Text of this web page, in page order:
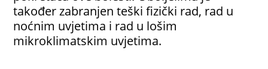
također zabranjen teški fizički rad, rad u
noćnim uvjetima i rad u lošim
mikroklimatskim uvjetima.